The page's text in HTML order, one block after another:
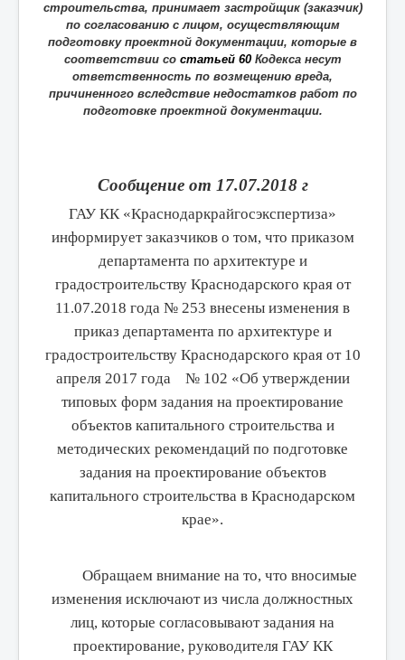
строительства, принимает застройщик (заказчик)
по согласованию с лицом, осуществляющим
подготовку проектной документации, которые в
соответствии со статьей 60Кодекса несут
ответственность по возмещению вреда,
причиненного вследствие недостатков работ по
подготовке проектной документации.
Сообщение от 17.07.2018 г
ГАУ КК «Краснодаркрайгосэкспертиза»
информирует заказчиков о том, что приказом
департамента по архитектуре и
градостроительству Краснодарского края от
11.07.2018 года № 253 внесены изменения в
приказ департамента по архитектуре и
градостроительству Краснодарского края от 10
апреля 2017 года № 102 «Об утверждении
типовых форм задания на проектирование
объектов капитального строительства и
методических рекомендаций по подготовке
задания на проектирование объектов
капитального строительства в Краснодарском
крае».
Обращаем внимание на то, что вносимые
изменения исключают из числа должностных
лиц, которые согласовывают задания на
проектирование, руководителя ГАУ КК